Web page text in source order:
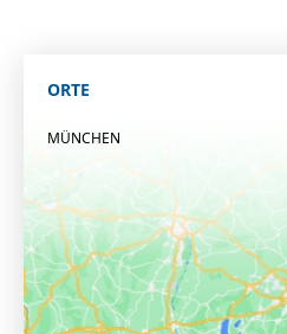
ORTE
MÜNCHEN